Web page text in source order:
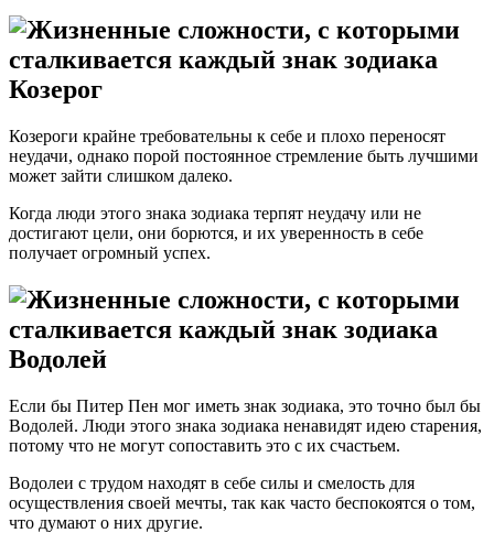
Козерог
Козероги крайне требовательны к себе и плохо переносят
неудачи, однако порой постоянное стремление быть лучшими
может зайти слишком далеко.
Когда люди этого знака зодиака терпят неудачу или не
достигают цели, они борются, и их уверенность в себе
получает огромный успех.
Водолей
Если бы Питер Пен мог иметь знак зодиака, это точно был бы
Водолей. Люди этого знака зодиака ненавидят идею старения,
потому что не могут сопоставить это с их счастьем.
Водолеи с трудом находят в себе силы и смелость для
осуществления своей мечты, так как часто беспокоятся о том,
что думают о них другие.